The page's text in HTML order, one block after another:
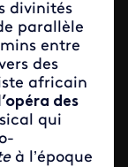
divinités
parallèle
entre
des
africain
des
qui
à l’époque